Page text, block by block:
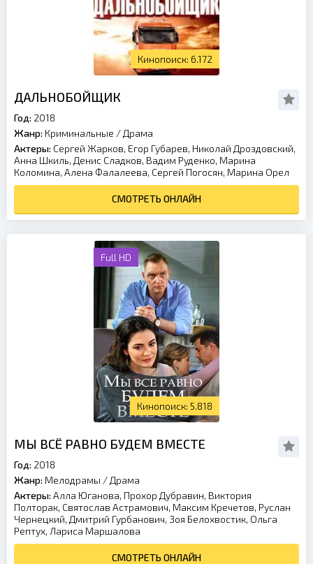
6.172
ДАЛЬНОБОЙЩИК
Год: 2018
Жанр: Криминальные / Драма
Актеры: Сергей Жарков, Егор Губарев, Николай Дроздовский,
Анна Шкиль, Денис Сладков, Вадим Руденко, Марина
Коломина, Алена Фалалеева, Сергей Погосян, Марина Орел
СМОТРЕТЬ ОНЛАЙН
Full HD
5.818
МЫ ВСЁ РАВНО БУДЕМ ВМЕСТЕ
Год: 2018
Жанр: Мелодрамы / Драма
Актеры: Алла Юганова, Прохор Дубравин, Виктория
Полторак, Святослав Астрамович, Максим Кречетов, Руслан
Чернецкий, Дмитрий Гурбанович, Зоя Белохвостик, Ольга
Рептух, Лариса Маршалова
СМОТРЕТЬ ОНЛАЙН